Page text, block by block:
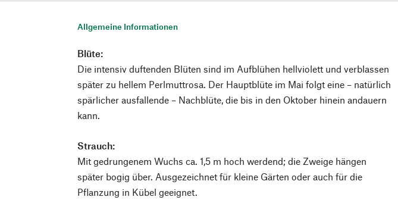
Allgemeine Informationen
Blüte:
Die intensiv duftenden Blüten sind im Aufblühen hellviolett und verblassen
später zu hellem Perlmuttrosa. Der Hauptblüte im Mai folgt eine – natürlich
spärlicher ausfallende – Nachblüte, die bis in den Oktober hinein andauern
kann.
Strauch:
Mit gedrungenem Wuchs ca. 1,5 m hoch werdend; die Zweige hängen
später bogig über. Ausgezeichnet für kleine Gärten oder auch für die
Pflanzung in Kübel geeignet.